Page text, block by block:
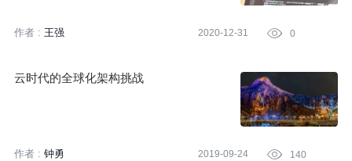
作者 : 王强 2020-12-31  0
云时代的全球化架构挑战
作者 : 钟勇 2019-09-24  140